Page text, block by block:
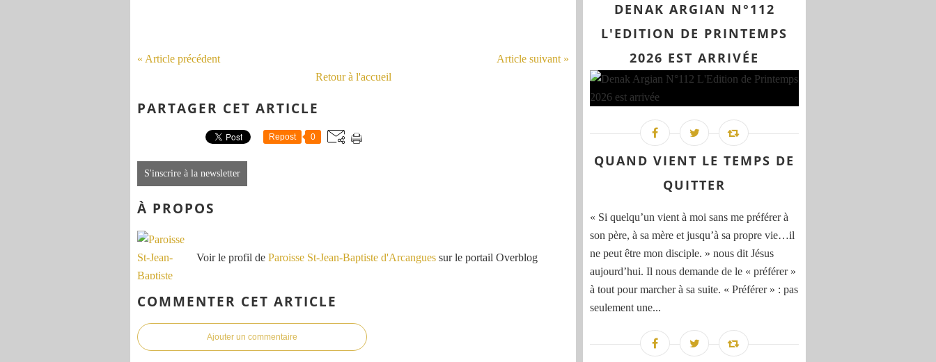
« Article précédent
Article suivant »
Retour à l'accueil
PARTAGER CET ARTICLE
Repost 0
S'inscrire à la newsletter
À PROPOS
Voir le profil de Paroisse St-Jean-Baptiste d'Arcangues sur le portail Overblog
COMMENTER CET ARTICLE
Ajouter un commentaire
DENAK ARGIAN N°112
L'EDITION DE PRINTEMPS
2026 EST ARRIVÉE
QUAND VIENT LE TEMPS DE
QUITTER
« Si quelqu’un vient à moi sans me préférer à
son père, à sa mère et jusqu’à sa propre vie…il
ne peut être mon disciple. » nous dit Jésus
aujourd’hui. Il nous demande de le « préférer »
à tout pour marcher à sa suite. « Préférer » : pas
seulement une...